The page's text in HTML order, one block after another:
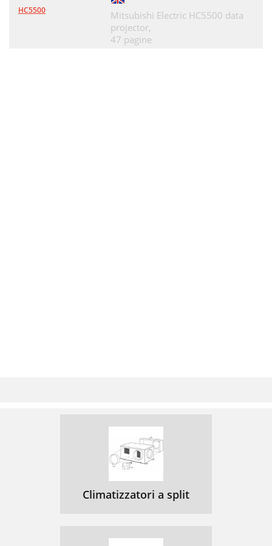
HC5500
Mitsubishi Electric HC5500 data
projector,
47 pagine
Climatizzatori a split